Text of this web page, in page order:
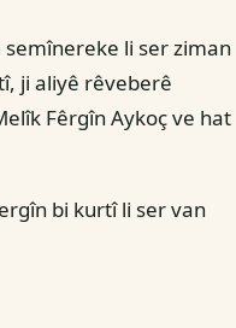
li ser ziman
ji aliyê rêveberê
Fêrgîn Aykoç ve hat
bi kurtî li ser van